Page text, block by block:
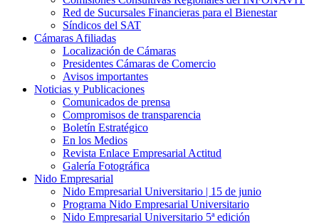
Red de Sucursales Financieras para el Bienestar
Síndicos del SAT
Cámaras Afiliadas
Localización de Cámaras
Presidentes Cámaras de Comercio
Avisos importantes
Noticias y Publicaciones
Comunicados de prensa
Compromisos de transparencia
Boletín Estratégico
En los Medios
Revista Enlace Empresarial Actitud
Galería Fotográfica
Nido Empresarial
Nido Empresarial Universitario | 15 de junio
Programa Nido Empresarial Universitario
Nido Empresarial Universitario 5ª edición